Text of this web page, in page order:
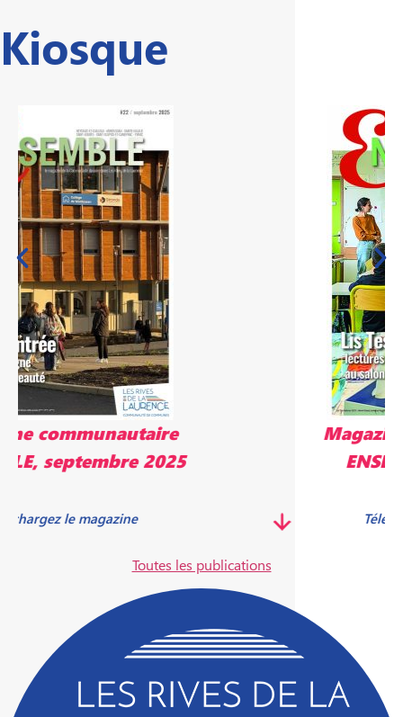
Kiosque
Magazine communautaire
ENSEMBLE, mai 2025
Télécharger le magazine
Toutes les publications